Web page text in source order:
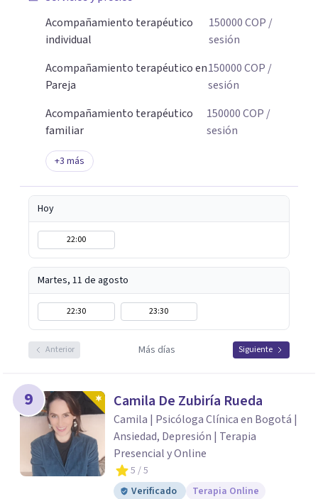
Acompañamiento terapéutico
individual
150000COP /
sesión
Acompañamiento terapéutico en
Pareja
150000COP /
sesión
Acompañamiento terapéutico
familiar
150000COP /
sesión
+3 más
Hoy
22:00
Martes, 11 de agosto
22:30 23:30
Anterior Más días Siguiente
9 Camila De Zubiría Rueda
Camila | Psicóloga Clínica en Bogotá |
Ansiedad, Depresión | Terapia
Presencial y Online
5 / 5
Verificado
Terapia Online